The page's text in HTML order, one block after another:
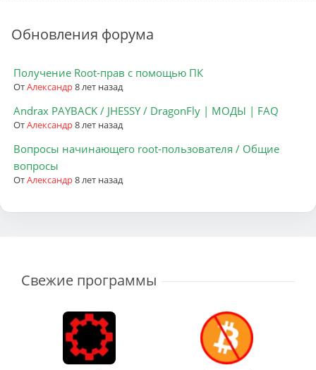
Обновления форума
Получение Root-прав с помощью ПК
ОтАлександр8 лет назад
Andrax PAYBACK / JHESSY / DragonFly | МОДЫ | FAQ
ОтАлександр8 лет назад
Вопросы начинающего root-пользователя / Общие
вопросы
ОтАлександр8 лет назад
Свежие программы